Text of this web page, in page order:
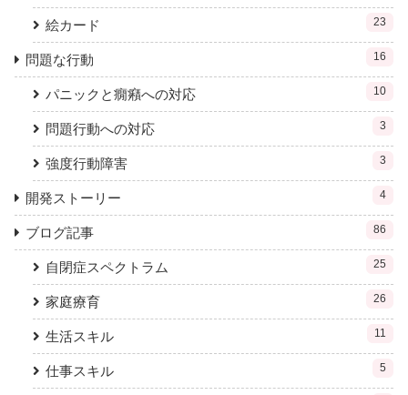
絵カード 23
問題な行動 16
パニックと癇癪への対応 10
問題行動への対応 3
強度行動障害 3
開発ストーリー 4
ブログ記事 86
自閉症スペクトラム 25
家庭療育 26
生活スキル 11
仕事スキル 5